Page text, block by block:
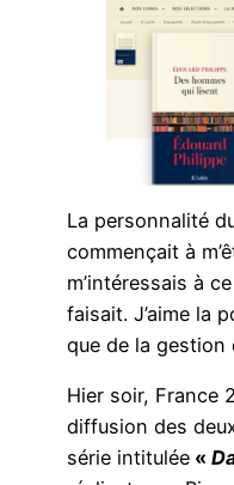
La personnalité
commençait à
m’intéressais à
faisait. J’aime la
que de la gestion
Hier soir, France
diffusion des
série intitulée «